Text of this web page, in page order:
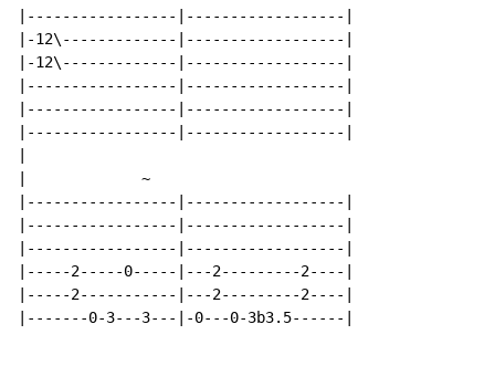
|-----------------|------------------|
|-12\-------------|------------------|
|-12\-------------|------------------|
|-----------------|------------------|
|-----------------|------------------|
|-----------------|------------------|
~
|-----------------|------------------|
|-----------------|------------------|
|-----------------|------------------|
|-----2-----0-----|---2---------2----|
|-----2-----------|---2---------2----|
|-------0-3---3---|-0---0-3b3.5------|